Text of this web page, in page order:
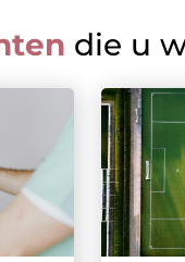
die u